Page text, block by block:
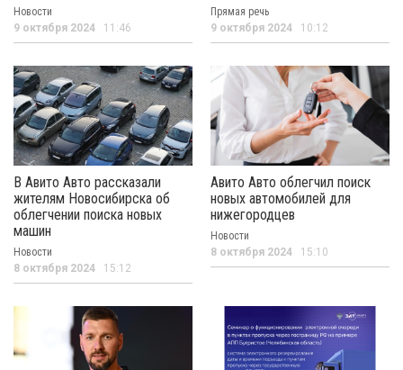
Новости
9 октября 2024 11:46
Прямая речь
9 октября 2024 10:12
В Авито Авто рассказали
жителям Новосибирска об
облегчении поиска новых
машин
Новости
8 октября 2024 15:12
Авито Авто облегчил поиск
новых автомобилей для
нижегородцев
Новости
8 октября 2024 15:10